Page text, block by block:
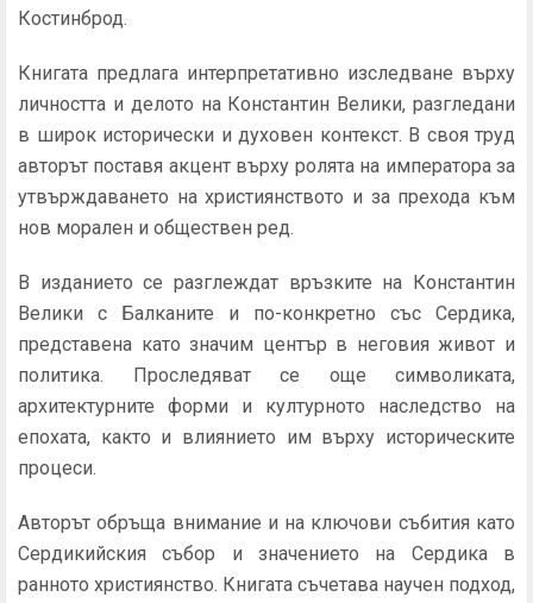
Костинброд.
Книгата предлага интерпретативно изследване върху
личността и делото на Константин Велики, разгледани
в широк исторически и духовен контекст. В своя труд
авторът поставя акцент върху ролята на императора за
утвърждаването на християнството и за прехода към
нов морален и обществен ред.
В изданието се разглеждат връзките на Константин
Велики с Балканите и по-конкретно със Сердика,
представена като значим център в неговия живот и
политика. Проследяват се още символиката,
архитектурните форми и културното наследство на
епохата, както и влиянието им върху историческите
процеси.
Авторът обръща внимание и на ключови събития като
Сердикийския събор и значението на Сердика в
ранното християнство. Книгата съчетава научен подход,